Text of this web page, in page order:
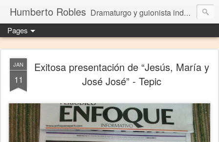
Humberto Robles Dramaturgo y guionista independiente
Pages
JAN
11
Exitosa presentación de “Jesús, María y
José José” - Tepic